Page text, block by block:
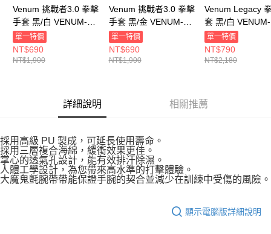
Venum 挑戰者3.0 拳擊
手套 黑/白 VENUM-
03525-108
單一特價
NT$690
NT$1,900
Venum 挑戰者3.0 拳擊
手套 黑/金 VENUM-
03525-126
單一特價
NT$690
NT$1,900
Venum Legacy
套 黑/白 VENUM-
04173-108
單一特價
NT$790
NT$2,180
詳細說明 相關推薦
採用高級 PU 製成，可延長使用壽命。
採用三層複合海綿，緩衝效果更佳。
掌心的透氣孔設計，能有效排汗除濕。
人體工學設計，為您帶來高水準的打擊體驗。
大魔鬼氈腕帶帶能保證手腕的契合並減少在訓練中受傷的風險。
顯示電腦版詳細說明